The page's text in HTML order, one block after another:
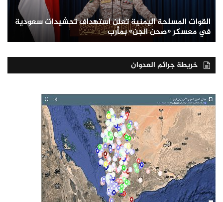
القوات المسلحة اليمنية تعلن استهداف تحشيدات سعودية
في معسكر «صحن الجن» بمأرب
خريطة جرائم العدوان